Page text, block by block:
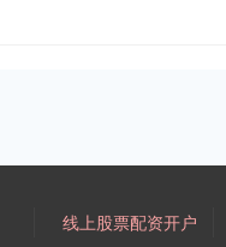
线上股票配资开户